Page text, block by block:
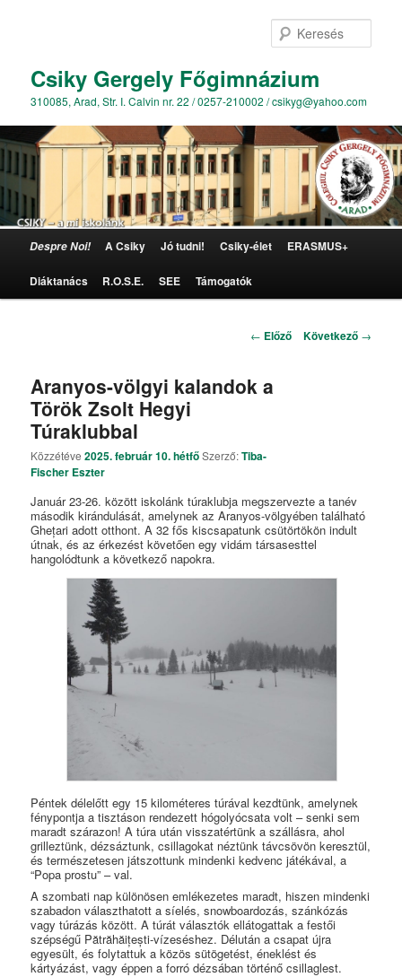
Csiky Gergely Főgimnázium
310085, Arad, Str. I. Calvin nr. 22 / 0257-210002 / csikyg@yahoo.com
Tovább az elsődleges tartalomra
Despre Noi! A Csiky Jó tudni! Csiky-élet ERASMUS+
Diáktanács R.O.S.E. SEE Támogatók
Bejegyzés navigáció
← Előző Következő →
Aranyos-völgyi kalandok a
Török Zsolt Hegyi
Túraklubbal
Közzétéve2025. február 10. hétfőSzerző:Tiba-
Fischer Eszter
Január 23-26. között iskolánk túraklubja megszervezte a tanév
második kirándulását, amelynek az Aranyos-völgyében található
Ghețari adott otthont. A 32 fős kiscsapatunk csütörtökön indult
útnak, és az érkezést követően egy vidám társasesttel
hangolódtunk a következő napokra.
Péntek délelőtt egy 15 kilométeres túrával kezdtünk, amelynek
fénypontja a tisztáson rendezett hógolyócsata volt – senki sem
maradt szárazon! A túra után visszatértünk a szállásra, ahol
grilleztünk, dézsáztunk, csillagokat néztünk távcsövön keresztül,
és természetesen játszottunk mindenki kedvenc játékával, a
“Popa prostu” – val.
A szombati nap különösen emlékezetes maradt, hiszen mindenki
szabadon választhatott a síelés, snowboardozás, szánkózás
vagy túrázás között. A túrát választók ellátogattak a festői
szépségű Pătrăhăițești-vízeséshez. Délután a csapat újra
egyesült, és folytattuk a közös sütögetést, éneklést és
kártyázást, vagy éppen a forró dézsában történő csillaglest.